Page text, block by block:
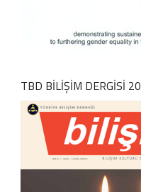
TBD BILIŞIM DERGISI